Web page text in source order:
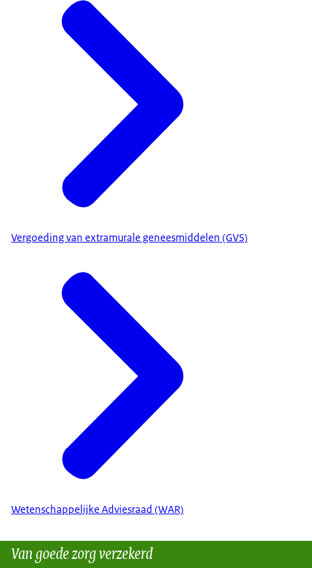
Hoe goed werkt het medicijn?
Bij welke groep patiënten?
En, wat kost het ten opzichte van wat het
oplevert voor de patiënt?
Als er al een medicijn voor de ziekte is, dan
vergelijken we ze met elkaar.
Soms blijkt tijdens de beoordeling dat er
onzekerheid is over hoe lang de ziekte wegblijft.
Of dat het niet bij alle patiënten lijkt te werken. We
adviseren dan over wie het medicijn moet krijgen.
Soms is het medicijn heel duur. Vergoeding
andere patiënten. We adviseren dan om over de
Bij de beoordeling betrekken we
patiëntenorganisaties, dokters en
zorgverzekeraars. En we krijgen advies van twee
onafhankelijke commissies:
de Wetenschappelijke Adviesraad en de
Adviescommissie Pakket.
We wegen alle feiten en onzekerheden tegen
elkaar af in ons advies. De minister besluit
uiteindelijk of het medicijn vergoed wordt uit het
basispakket.
Zo besteden we het geld voor de zorg, waar
die het geld waard zijn.
[Van goede zorg verzekerd]
[Niet meer dan nodig, niet minder dan
Vergoeding van extramurale geneesmiddelen (GVS)
Wetenschappelijke Adviesraad (WAR)
Van goede zorg verzekerd